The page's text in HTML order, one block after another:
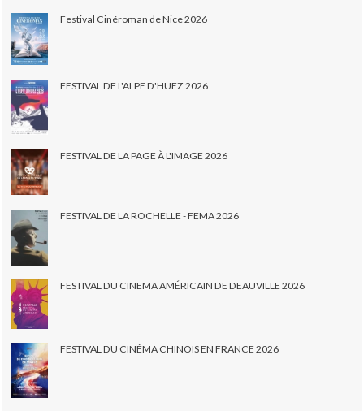
Festival Cinéroman de Nice 2026
FESTIVAL DE L'ALPE D'HUEZ 2026
FESTIVAL DE LA PAGE À L'IMAGE 2026
FESTIVAL DE LA ROCHELLE - FEMA 2026
FESTIVAL DU CINEMA AMÉRICAIN DE DEAUVILLE 2026
FESTIVAL DU CINÉMA CHINOIS EN FRANCE 2026